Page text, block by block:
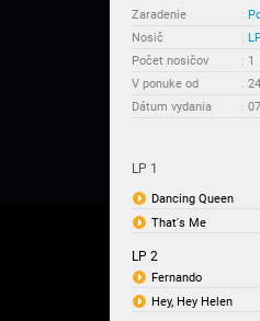
Zaradenie :
Nosič
:
Počet nosičov
: 1
V ponuke od
:
Dátum vydania
:
LP 1
Dancing Queen
That's Me
LP 2
Fernando
Hey, Hey Helen